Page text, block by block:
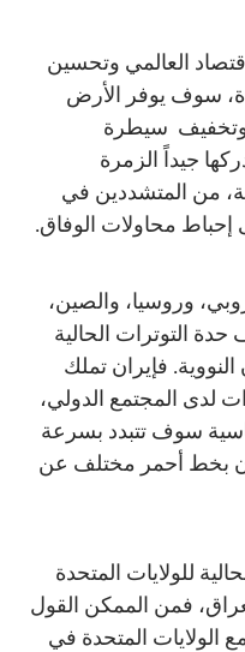
العالمي وتحسين
سوف يوفر الأرض
وتخفيف سيطرة
جيداً الزمرة
من المتشددين في
محاولات الوفاق.
وروسيا، والصين،
التوترات الحالية
فإيران تملك
لدى المجتمع الدولي،
سوف تتبدد بسرعة
بخط أحمر مختلف عن
للولايات المتحدة
فمن الممكن القول
الولايات المتحدة في